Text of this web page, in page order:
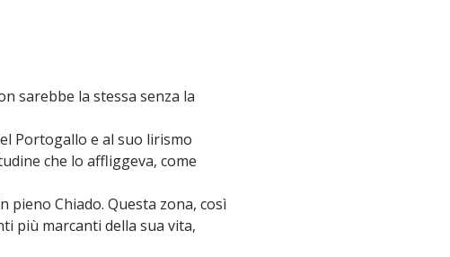
sarebbe la stessa senza la
Portogallo e al suo lirismo
che lo affliggeva, come
pieno Chiado. Questa zona, così
più marcanti della sua vita,